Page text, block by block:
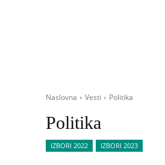
Naslovna Vesti Politika
Politika
IZBORI 2022 IZBORI 2023